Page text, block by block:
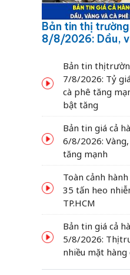
Bản tin thị
8/8/2026: Dầu,
Bản tin thị
7/8/2026: Tỷ
cà phê tăng
bật tăng
Bản tin giá cả
6/8/2026:
tăng mạnh
Toàn cảnh
35 tấn heo
TP.HCM
Bản tin giá cả
5/8/2026: Thị
nhiều mặt hàng